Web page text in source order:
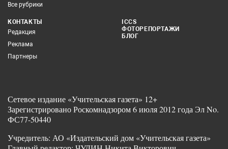
Все рубрики
КОНТАКТЫ
Редакция
Реклама
Партнеры
ICCS
ФОТОРЕПОРТАЖИ
БЛОГ
Сетевое издание «Учительская газета» 12+
Зарегистрировано Роскомнадзором 6 июля 2012 года Эл No.
ФС77-50440
Учредитель: АО «Издательский дом «Учительская газета»